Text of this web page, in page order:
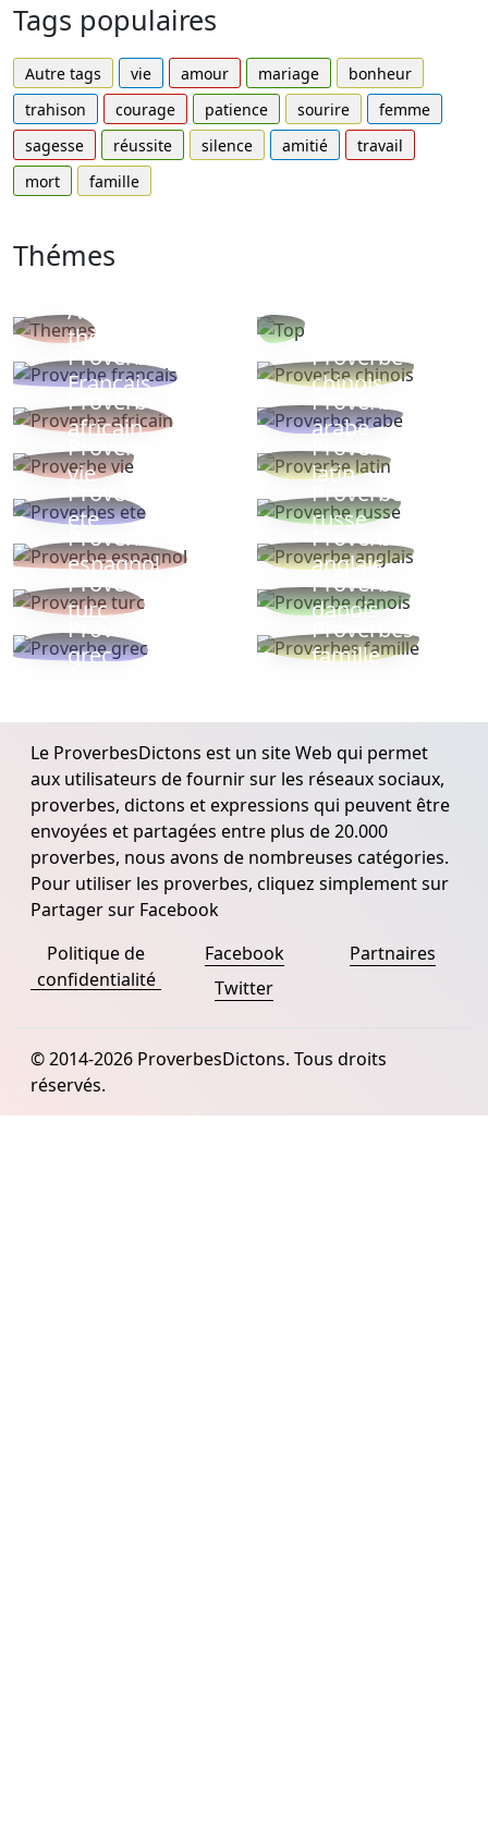
Tags populaires
Autre tags vie amour mariage
bonheur
trahison
courage patience sourire
femme
sagesse
réussite silence amitié
travail
mort
famille
Thémes
Autres
thèmes
Proverbe
Français
Proverbe
chinois
Proverbe
africain
Proverbe
arabe
Proverbe
vie
Proverbe
latin
Proverbes
ete
Proverbe
russe
Proverbe
espagnol
Proverbe
anglais
Proverbe
turc
Proverbe
danois
Proverbe
grec
Proverbes
famille
Le ProverbesDictons est un site Web qui permet
aux utilisateurs de fournir sur les réseaux sociaux,
proverbes, dictons et expressions qui peuvent être
envoyées et partagées entre plus de 20.000
proverbes, nous avons de nombreuses catégories.
Pour utiliser les proverbes, cliquez simplement sur
Partager sur Facebook
Politique de
confidentialité
Facebook
Twitter
Partnaires
© 2014-2026 ProverbesDictons. Tous droits
réservés.